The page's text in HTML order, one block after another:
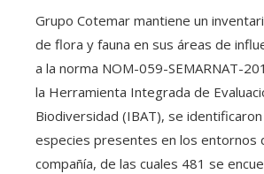
Grupo Cotemar mantiene un
de flora y fauna en sus áreas de
a la norma NOM-059-SEMARNAT-
la Herramienta Integrada de
Biodiversidad (IBAT), se
especies presentes en los entornos
compañía, de las cuales 481 se